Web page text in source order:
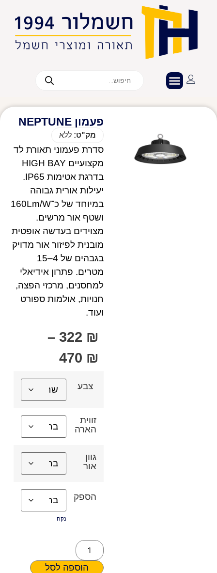
פעמון NEPTUNE
מק"ט: ללא
סדרת פעמוני תאורת לד
מקצועיים HIGH BAY
בדרגת אטימות IP65.
יעילות אורית גבוהה
במיוחד של כ־160Lm/W
ושטף אור מרשים.
מצוידים בעדשה אופטית
מובנית לפיזור אור מדויק
בגבהים של 4–15
מטרים. פתרון אידיאלי
למחסנים, מרכזי הפצה,
חנויות, אולמות ספורט
ועוד.
322 ₪
–
470 ₪
צבע
זווית
הארה
גוון
אור
הספק
נקה
הוספה לסל